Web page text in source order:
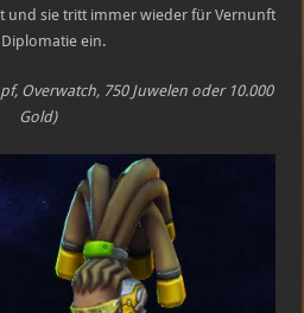
und sie tritt immer wieder für Vernunft
ein.
Overwatch, 750 Juwelen oder 10.000
Gold)